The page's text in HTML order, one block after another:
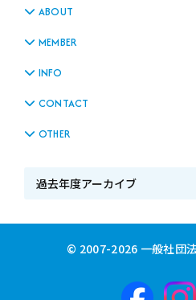
ABOUT
MEMBER
INFO
CONTACT
OTHER
© 2007-2026 一般社団